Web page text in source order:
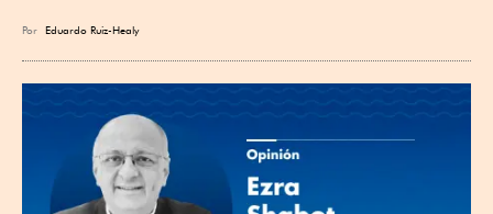
Por Eduardo Ruiz-Healy